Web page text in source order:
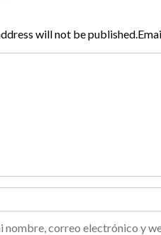
will not be
nombre, correo electrónico y